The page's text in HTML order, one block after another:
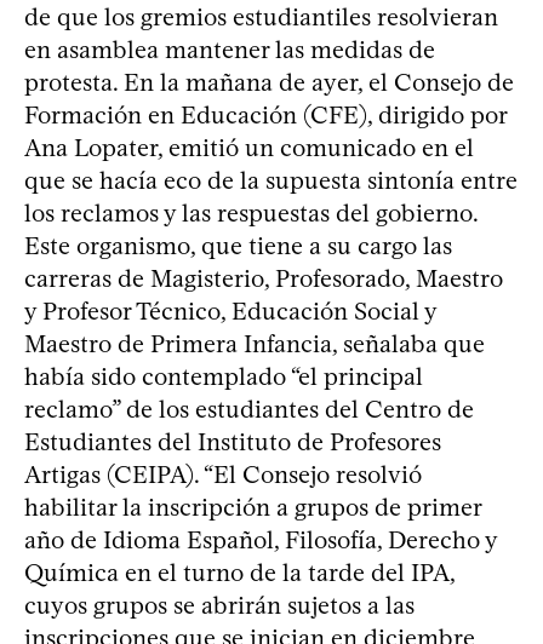
de que los gremios estudiantiles resolvieran
en asamblea mantener las medidas de
protesta. En la mañana de ayer, el Consejo de
Formación en Educación (CFE), dirigido por
Ana Lopater, emitió un comunicado en el
que se hacía eco de la supuesta sintonía entre
los reclamos y las respuestas del gobierno.
Este organismo, que tiene a su cargo las
carreras de Magisterio, Profesorado, Maestro
y Profesor Técnico, Educación Social y
Maestro de Primera Infancia, señalaba que
había sido contemplado “el principal
reclamo” de los estudiantes del Centro de
Estudiantes del Instituto de Profesores
Artigas (CEIPA). “El Consejo resolvió
habilitar la inscripción a grupos de primer
año de Idioma Español, Filosofía, Derecho y
Química en el turno de la tarde del IPA,
cuyos grupos se abrirán sujetos a las
inscripciones que se inician en diciembre